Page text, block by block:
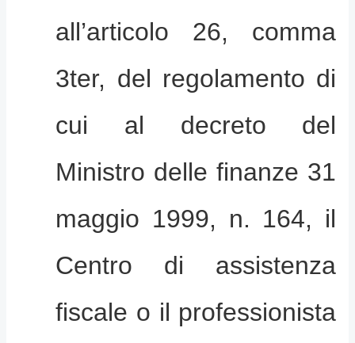
all’articolo 26, comma
3ter, del regolamento di
cui al decreto del
Ministro delle finanze 31
maggio 1999, n. 164, il
Centro di assistenza
fiscale o il professionista